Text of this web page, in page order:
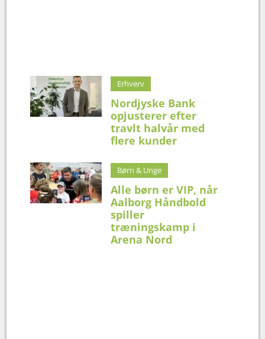
Erhverv
Nordjyske Bank
opjusterer efter
travlt halvår med
flere kunder
Børn & Unge
Alle børn er VIP, når
Aalborg Håndbold
spiller
træningskamp i
Arena Nord